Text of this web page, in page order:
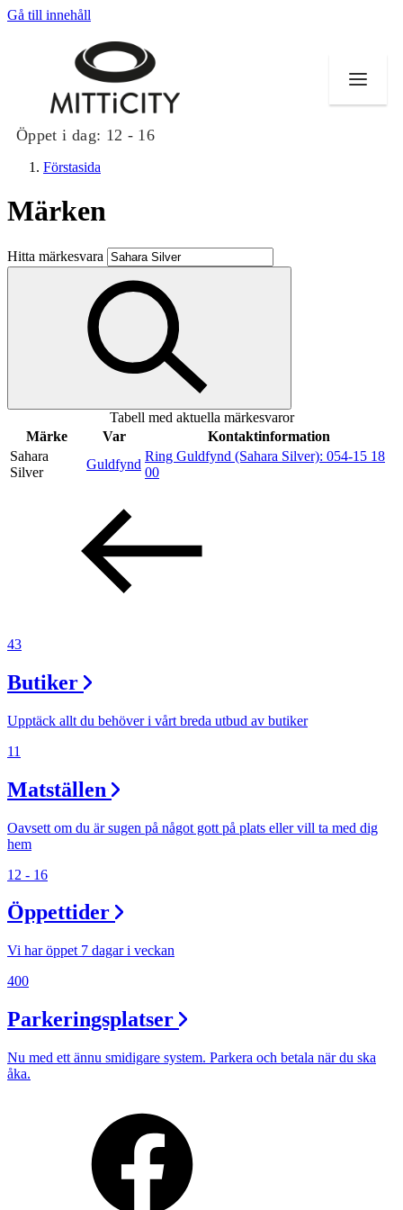
Gå till innehåll
Öppet i dag: 12 - 16
Butiker
Evenemang
Erbjudanden
Inspiration
Sök
Praktisk information
Lediga jobb
Min Shopping-app
Förstasida
Märken
Hitta märkesvara
Tabell med aktuella märkesvaror
Märke
Var
Kontaktinformation
Sahara
Silver
Guldfynd
Ring Guldfynd (Sahara Silver): 054-15 18
00
43
Butiker
Upptäck allt du behöver i vårt breda utbud av butiker
11
Matställen
Oavsett om du är sugen på något gott på plats eller vill ta med dig
hem
12 - 16
Öppettider
Vi har öppet 7 dagar i veckan
400
Parkeringsplatser
Nu med ett ännu smidigare system. Parkera och betala när du ska
åka.